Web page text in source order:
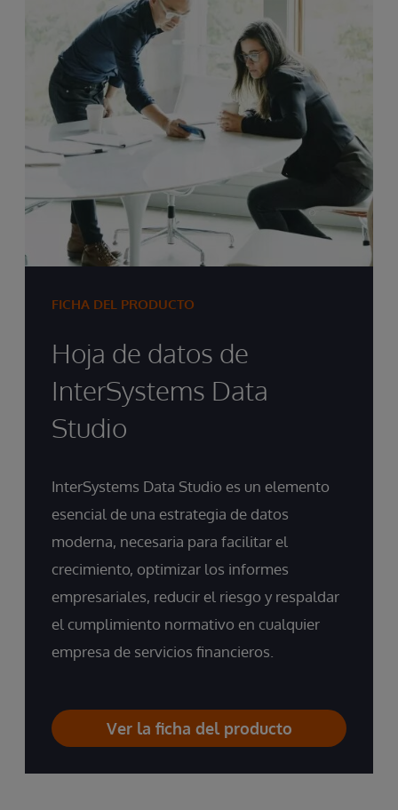
FICHA DEL PRODUCTO
Hoja de datos de
InterSystems Data
Studio
InterSystems Data Studio es un elemento
esencial de una estrategia de datos
moderna, necesaria para facilitar el
crecimiento, optimizar los informes
empresariales, reducir el riesgo y respaldar
el cumplimiento normativo en cualquier
empresa de servicios financieros.
Ver la ficha del producto